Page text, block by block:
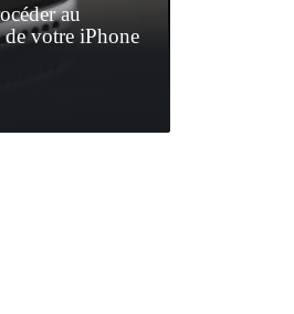
au
votre iPhone